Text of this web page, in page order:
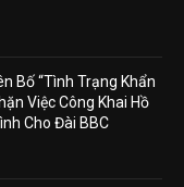
Bố “Tình Trạng Khẩn
Việc Công Khai Hồ
Cho Đài BBC